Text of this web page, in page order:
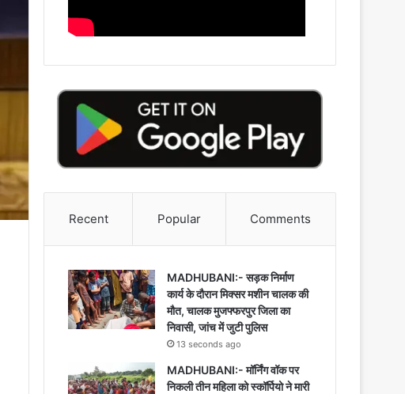
Recent Popular Comments
MADHUBANI:- सड़क निर्माण
कार्य के दौरान मिक्सर मशीन चालक की
मौत, चालक मुजफ्फरपुर जिला का
निवासी, जांच में जुटी पुलिस
13 seconds ago
MADHUBANI:- मॉर्निंग वॉक पर
निकली तीन महिला को स्कॉर्पियो ने मारी